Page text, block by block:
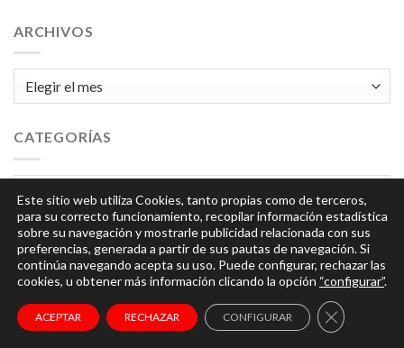
ARCHIVOS
CATEGORÍAS
© 2026Integra| Todos los derechos reservados |
Legal y Política de Privacidad| Política de Cookies
Este sitio web utiliza Cookies, tanto propias como de terceros,
para su correcto funcionamiento, recopilar información estadística
sobre su navegación y mostrarle publicidad relacionada con sus
preferencias, generada a partir de sus pautas de navegación. Si
continúa navegando acepta su uso. Puede configurar, rechazar las
cookies, u obtener más información clicando la opción “configurar”.
ACEPTAR RECHAZAR CONFIGURAR CERRAR